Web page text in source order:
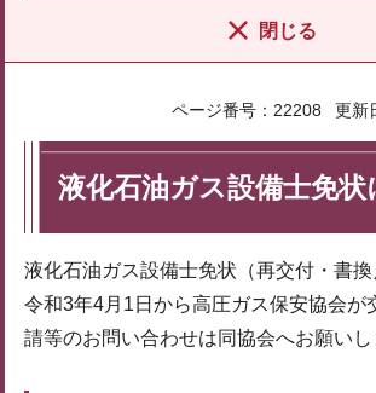
閉じる
ページ番号：22208 更新
液化石油ガス設備士免状
液化石油ガス設備士免状（再交付・書換
令和3年4月1日から高圧ガス保安協会が
請等のお問い合わせは同協会へお願いし